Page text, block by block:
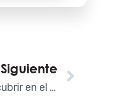
Siguiente
II encuentro Adipaex: hay 2.000 puestos por cubrir en el sector de la construcción